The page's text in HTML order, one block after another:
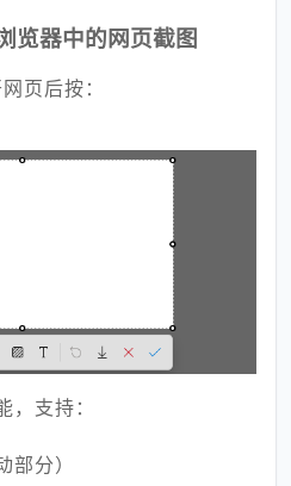
器中的网页截图
页后按：
支持：
分）